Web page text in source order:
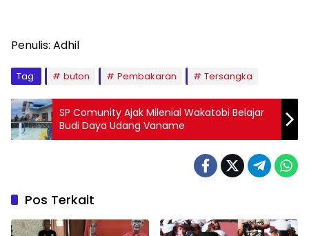
Penulis: Adhil
Tag: buton Pembakaran Tersangka
SP Comunity Ajak Milenial Wakatobi Belajar
Budi Daya Udang Vaname
Pos Terkait